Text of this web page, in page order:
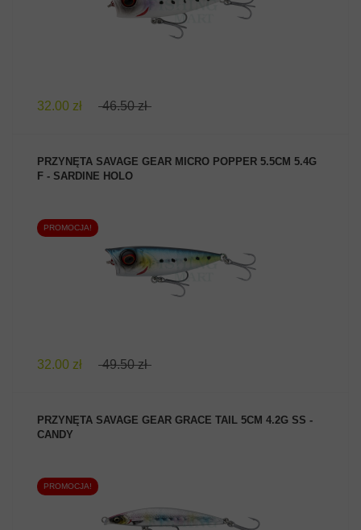
32.00 zł 46.50 zł
PRZYNĘTA SAVAGE GEAR MICRO POPPER 5.5CM 5.4G
F - SARDINE HOLO
ZOBACZ PRODUKT
PROMOCJA!
32.00 zł 49.50 zł
PRZYNĘTA SAVAGE GEAR GRACE TAIL 5CM 4.2G SS -
CANDY
PROMOCJA!